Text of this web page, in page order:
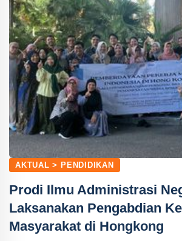
AKTUAL > PENDIDIKAN
Prodi Ilmu Administrasi
Laksanakan Pengabdian
Masyarakat di Hongkong